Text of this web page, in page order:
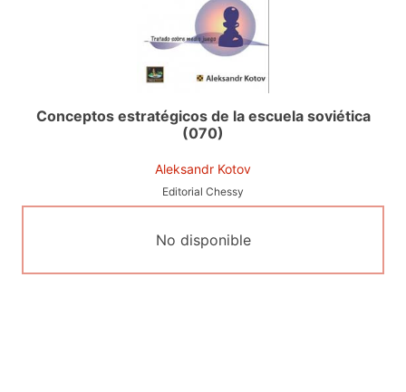
Conceptos estratégicos de la escuela soviética
(070)
Aleksandr Kotov
Editorial Chessy
No disponible